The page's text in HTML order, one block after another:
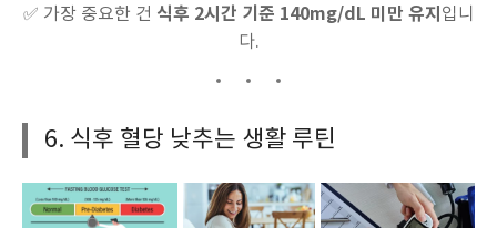
✅ 가장 중요한 건 식후 2시간 기준 140mg/dL 미만 유지 입니
다.
6. 식후 혈당 낮추는 생활 루틴